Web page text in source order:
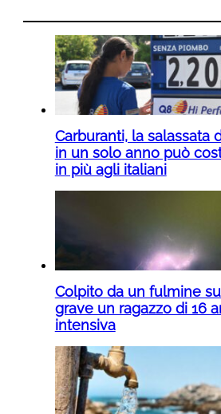
Carburanti, la salassata
in un solo anno può
in più agli italiani
Colpito da un fulmine
grave un ragazzo di 16
intensiva